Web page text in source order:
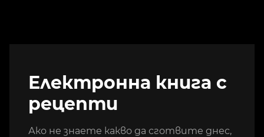
Електронна книга с
рецепти
Ако не знаете какво да сготвите днес,